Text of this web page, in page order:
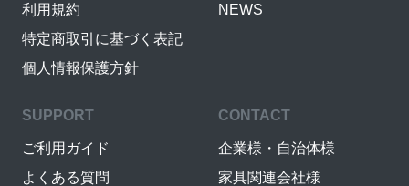
利用規約
特定商取引に基づく表記
個人情報保護方針
NEWS
SUPPORT
ご利用ガイド
よくある質問
CONTACT
企業様・自治体様
家具関連会社様